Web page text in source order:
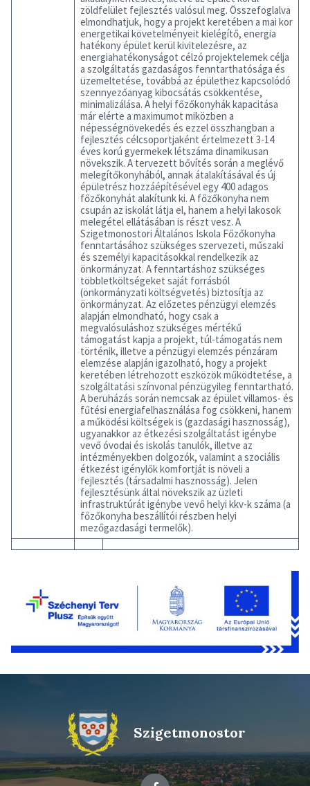
zöldfelület fejlesztés valósul meg. Összefoglalva
elmondhatjuk, hogy a projekt keretében a mai kor
energetikai követelményeit kielégítő, energia
hatékony épület kerül kivitelezésre, az
energiahatékonyságot célzó projektelemek célja
a szolgáltatás gazdaságos fenntarthatósága és
üzemeltetése, továbbá az épülethez kapcsolódó
szennyezőanyag kibocsátás csökkentése,
minimalizálása. A helyi főzőkonyhák kapacitása
már elérte a maximumot miközben a
népességnövekedés és ezzel összhangban a
fejlesztés célcsoportjaként értelmezett 3-14
éves korú gyermekek létszáma dinamikusan
növekszik. A tervezett bővítés során a meglévő
melegítőkonyhából, annak átalakításával és új
épületrész hozzáépítésével egy 400 adagos
főzőkonyhát alakítunk ki. A főzőkonyha nem
csupán az iskolát látja el, hanem a helyi lakosok
melegétel ellátásában is részt vesz. A
Szigetmonostori Általános Iskola Főzőkonyha
fenntartásához szükséges szervezeti, műszaki
és személyi kapacitásokkal rendelkezik az
önkormányzat. A fenntartáshoz szükséges
többletköltségeket saját forrásból
(önkormányzati költségvetés) biztosítja az
önkormányzat. Az előzetes pénzügyi elemzés
alapján elmondható, hogy csak a
megvalósuláshoz szükséges mértékű
támogatást kapja a projekt, túl-támogatás nem
történik, illetve a pénzügyi elemzés pénzáram
elemzése alapján igazolható, hogy a projekt
keretében létrehozott eszközök működtetése, a
szolgáltatási színvonal pénzügyileg fenntartható.
A beruházás során nemcsak az épület villamos- és
fűtési energiafelhasználása fog csökkeni, hanem
a működési költségek is (gazdasági hasznosság),
ugyanakkor az étkezési szolgáltatást igénybe
vevő óvodai és iskolás tanulók, illetve az
intézményekben dolgozók, valamint a szociális
étkezést igénylők komfortját is növeli a
fejlesztés (társadalmi hasznosság). Jelen
fejlesztésünk által növekszik az üzleti
infrastruktúrát igénybe vevő helyi kkv-k száma (a
főzőkonyha beszállítói részben helyi
mezőgazdasági termelők).
Szigetmonostor